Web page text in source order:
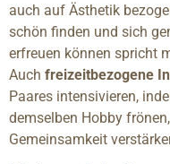
auch auf Ästhetik
schön finden und sich
erfreuen können spricht
Auch freizeitbezogene
Paares intensivieren,
demselben Hobby
Gemeinsamkeit